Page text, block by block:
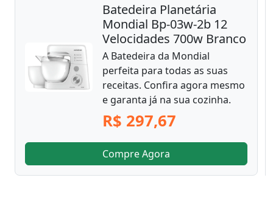
Batedeira Planetária
Mondial Bp-03w-2b 12
Velocidades 700w Branco
A Batedeira da Mondial
perfeita para todas as suas
receitas. Confira agora mesmo
e garanta já na sua cozinha.
R$ 297,67
Compre Agora